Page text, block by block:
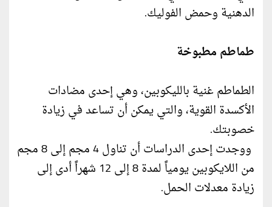
الدهنية وحمض الفوليك.
طماطم مطبوخة
الطماطم غنية بالليكوبين، وهي إحدى مضادات
الأكسدة القوية، والتي يمكن أن تساعد في زيادة
خصوبتك.
ووجدت إحدى الدراسات أن تناول 4 مجم إلى 8 مجم
من اللايكوبين يومياً لمدة 8 إلى 12 شهراً أدى إلى
زيادة معدلات الحمل.